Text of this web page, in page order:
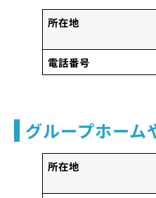
所在地
電話番号
グループホーム
所在地